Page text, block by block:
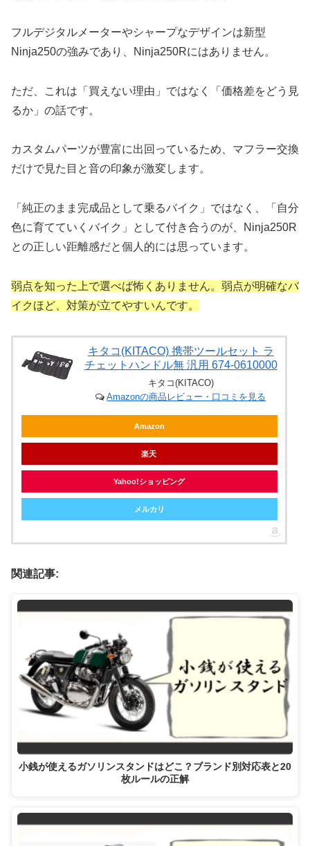
フルデジタルメーターやシャープなデザインは新型
Ninja250の強みであり、Ninja250Rにはありません。
ただ、これは「買えない理由」ではなく「価格差をどう見
るか」の話です。
カスタムパーツが豊富に出回っているため、マフラー交換
だけで見た目と音の印象が激変します。
「純正のまま完成品として乗るバイク」ではなく、「自分
色に育てていくバイク」として付き合うのが、Ninja250R
との正しい距離感だと個人的には思っています。
弱点を知った上で選べば怖くありません。弱点が明確なバ
イクほど、対策が立てやすいんです。
キタコ(KITACO) 携帯ツールセット ラ
チェットハンドル無 汎用 674-0610000
キタコ(KITACO)
Amazonの商品レビュー・口コミを見る
Amazon
楽天
Yahoo!ショッピング
メルカリ
関連記事:
小銭が使えるガソリンスタンドはどこ？ブランド別対応表と20
枚ルールの正解